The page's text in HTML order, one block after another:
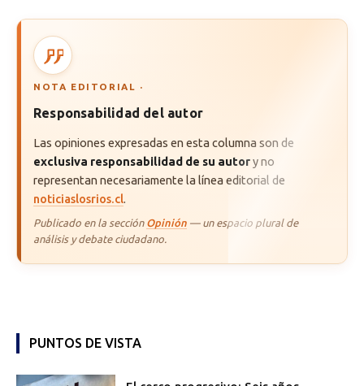
NOTA EDITORIAL ·
Responsabilidad del autor
Las opiniones expresadas en esta columna son de
exclusiva responsabilidad de su autory no
representan necesariamente la línea editorial de
noticiaslosrios.cl.
Publicado en la sección Opinión — un espacio plural de
análisis y debate ciudadano.
PUNTOS DE VISTA